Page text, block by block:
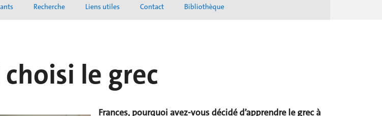
Recherche Liens utiles Contact Bibliothèque
le grec
Frances, pourquoi avez-vous décidé d’apprendre le grec à